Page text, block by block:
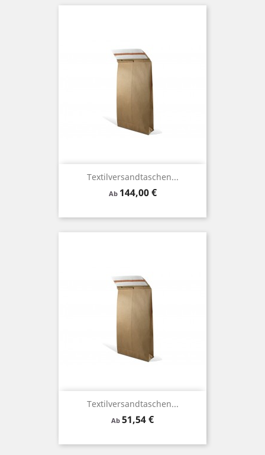
Textilversandtaschen...
Ab Preis
144,00 €
Textilversandtaschen...
Ab Preis
51,54 €